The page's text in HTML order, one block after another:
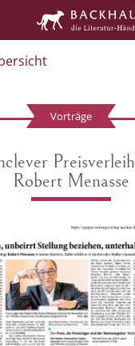
Vorträge
Robert Menasse